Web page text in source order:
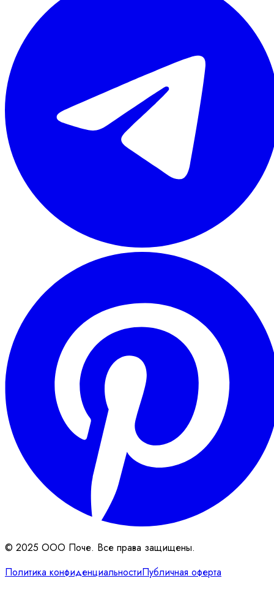
© 2025 ООО Поче. Все права защищены.
Политика конфиденциальностиПубличная оферта